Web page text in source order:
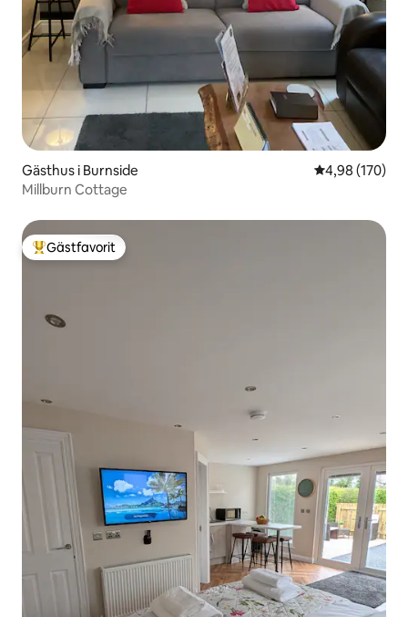
Gästhus i Burnside 4,98 av 5 i
4,98 (170)
Millburn Cottage
Populär gästfavorit
Gästfavorit